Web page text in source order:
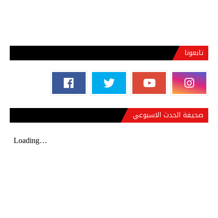
تابعونا
صحيفة الحدث الاسبوعي